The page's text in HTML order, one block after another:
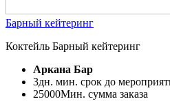
Барный кейтеринг
Коктейль Барный кейтеринг
Аркана Бар
3дн. мин. срок до
25000Мин. сумма заказа